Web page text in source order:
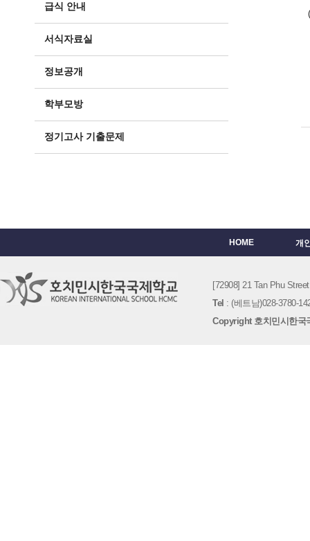
급식 안내
서식자료실
정보공개
학부모방
정기고사 기출문제
HOME 개
[72908] 21 Tan Phu
Tel : (베트남)028-3780-
Copyright 호치민시한국